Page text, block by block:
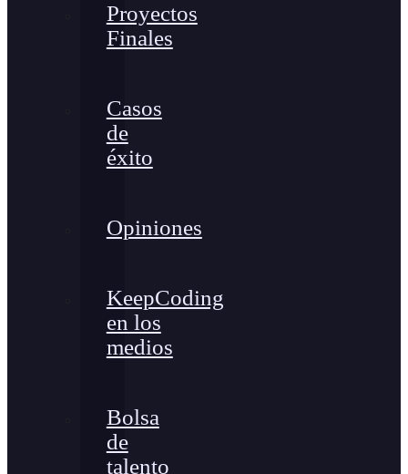
Proyectos
Finales
Casos
de
éxito
Opiniones
KeepCoding
en los
medios
Bolsa
de
talento